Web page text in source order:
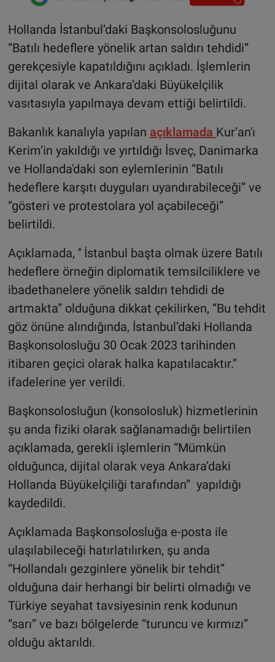
Hollanda İstanbul’daki Başkonsolosluğunu
“Batılı hedeflere yönelik artan saldırı tehdidi”
gerekçesiyle kapatıldığını açıkladı. İşlemlerin
dijital olarak ve Ankara’daki Büyükelçilik
vasıtasıyla yapılmaya devam ettiği belirtildi.
Bakanlık kanalıyla yapılan açıklamada Kur’an'ı
Kerim’in yakıldığı ve yırtıldığı İsveç, Danimarka
ve Hollanda'daki son eylemlerinin “Batılı
hedeflere karşıtı duyguları uyandırabileceği” ve
“gösteri ve protestolara yol açabileceği”
belirtildi.
Açıklamada, '' İstanbul başta olmak üzere Batılı
hedeflere örneğin diplomatik temsilciliklere ve
ibadethanelere yönelik saldırı tehdidi de
artmakta” olduğuna dikkat çekilirken, “Bu tehdit
göz önüne alındığında, İstanbul’daki Hollanda
Başkonsolosluğu 30 Ocak 2023 tarihinden
itibaren geçici olarak halka kapatılacaktır.”
ifadelerine yer verildi.
Başkonsolosluğun (konsolosluk) hizmetlerinin
şu anda fiziki olarak sağlanamadığı belirtilen
açıklamada, gerekli işlemlerin “Mümkün
olduğunca, dijital olarak veya Ankara’daki
Hollanda Büyükelçiliği tarafından” yapıldığı
kaydedildi.
Açıklamada Başkonsolosluğa e-posta ile
ulaşılabileceği hatırlatılırken, şu anda
“Hollandalı gezginlere yönelik bir tehdit”
olduğuna dair herhangi bir belirti olmadığı ve
Türkiye seyahat tavsiyesinin renk kodunun
“sarı” ve bazı bölgelerde “turuncu ve kırmızı”
olduğu aktarıldı.